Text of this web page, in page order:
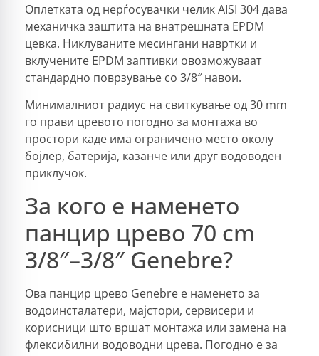
Оплетката од нерѓосувачки челик AISI 304 дава
механичка заштита на внатрешната EPDM
цевка. Никлуваните месингани навртки и
вклучените EPDM заптивки овозможуваат
стандардно поврзување со 3/8″ навои.
Минималниот радиус на свиткување од 30 mm
го прави цревото погодно за монтажа во
простори каде има ограничено место околу
бојлер, батерија, казанче или друг водоводен
приклучок.
За кого е наменето
панцир црево 70 cm
3/8″–3/8″ Genebre?
Ова панцир црево Genebre е наменето за
водоинсталатери, мајстори, сервисери и
корисници што вршат монтажа или замена на
флексибилни водоводни црева. Погодно е за